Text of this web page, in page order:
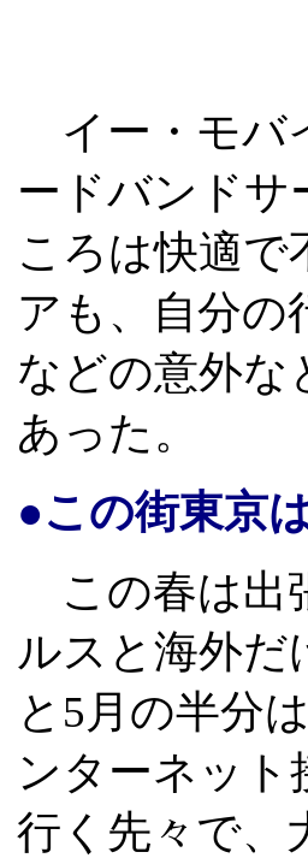
イー・モバ
ードバンドサ
ころは快適
アも、自分の
などの意外な
あった。
●この街東京
この春は出
ルスと海外だ
と5月の半分
ンターネッ
行く先々で、